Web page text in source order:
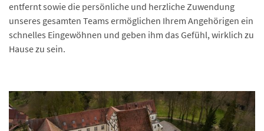
entfernt sowie die persönliche und herzliche Zuwendung
unseres gesamten Teams ermöglichen Ihrem Angehörigen ein
schnelles Eingewöhnen und geben ihm das Gefühl, wirklich zu
Hause zu sein.